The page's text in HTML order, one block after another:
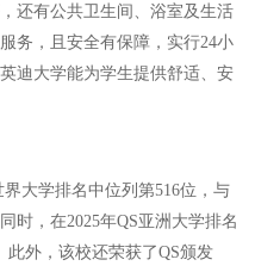
还有公共卫生间、浴室及生活
务，且安全有保障，实行24小
迪大学能为学生提供舒适、安
大学排名中位列第516位，与
时，在2025年QS亚洲大学排名
此外，该校还荣获了QS颁发